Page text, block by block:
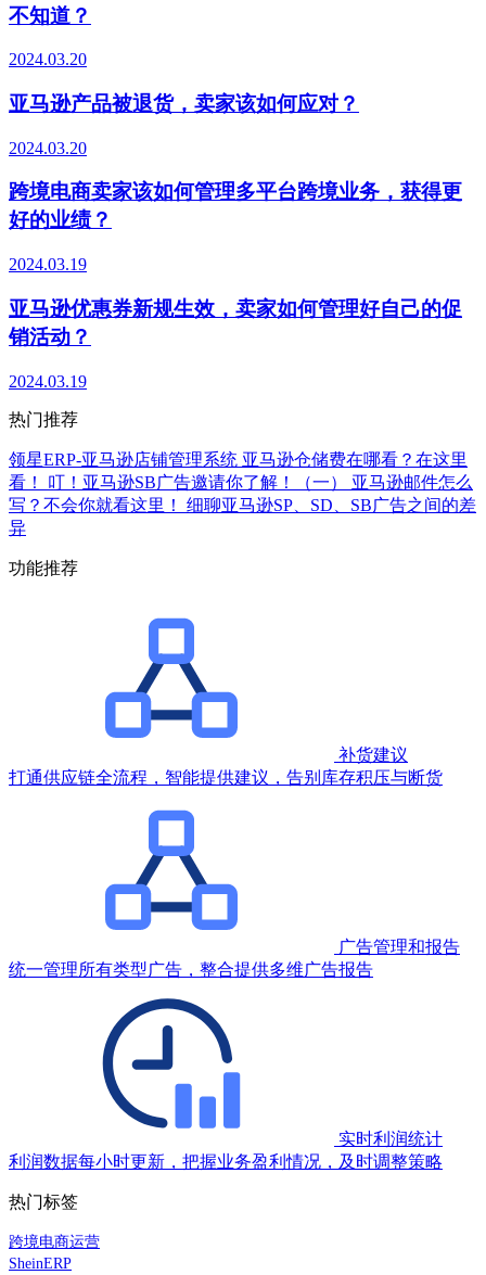
不知道？
2024.03.20
亚马逊产品被退货，卖家该如何应对？
2024.03.20
跨境电商卖家该如何管理多平台跨境业务，获得更
好的业绩？
2024.03.19
亚马逊优惠券新规生效，卖家如何管理好自己的促
销活动？
2024.03.19
热门推荐
领星ERP-亚马逊店铺管理系统 亚马逊仓储费在哪看？在这里
看！
叮！亚马逊SB广告邀请你了解！（一）
亚马逊邮件怎么
写？不会你就看这里！
细聊亚马逊SP、SD、SB广告之间的差
异
功能推荐
补货建议
打通供应链全流程，智能提供建议，告别库存积压与断货
广告管理和报告
统一管理所有类型广告，整合提供多维广告报告
实时利润统计
利润数据每小时更新，把握业务盈利情况，及时调整策略
热门标签
跨境电商运营
SheinERP